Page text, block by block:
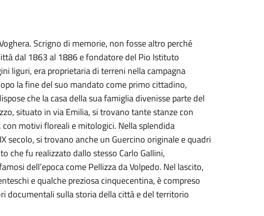
Scrigno di memorie, non fosse altro perché
dal 1863 al 1886 e fondatore del Pio Istituto
liguri, era proprietaria di terreni nella campagna
la fine del suo mandato come primo cittadino,
che la casa della sua famiglia divenisse parte del
situato in via Emilia, si trovano tante stanze con
motivi floreali e mitologici. Nella splendida
secolo, si trovano anche un Guercino originale e quadri
che fu realizzato dallo stesso Carlo Gallini,
dell’epoca come Pellizza da Volpedo. Nel lascito,
e qualche preziosa cinquecentina, è compreso
documentali sulla storia della città e del territorio